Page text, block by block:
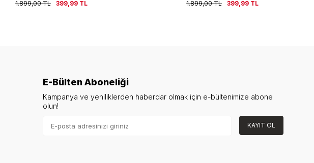
1.899,00TL 399,99 TL
1.899,00TL 399,99 TL
E-Bülten Aboneliği
Kampanya ve yeniliklerden haberdar olmak için e-bültenimize abone
olun!
KAYIT OL